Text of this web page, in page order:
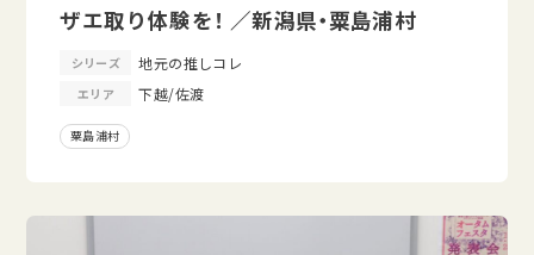
ザエ取り体験を！ ／新潟県・粟島浦村
シリーズ 地元の推しコレ
エリア 下越/佐渡
粟島浦村